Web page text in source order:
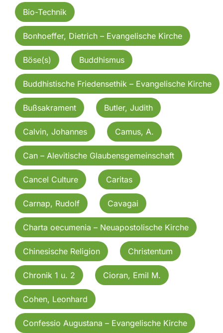
Bio-Technik
Bonhoeffer, Dietrich – Evangelische Kirche
Böse(s) Buddhismus
Buddhistische Friedensethik – Evangelische Kirche
Bußsakrament Butler, Judith
Calvin, Johannes Camus, A.
Can – Alevitische Glaubensgemeinschaft
Cancel Culture Caritas
Carnap, Rudolf Cavagai
Charta oecumenia – Neuapostolische Kirche
Chinesische Religion Christentum
Chronik 1 u. 2 Cioran, Emil M.
Cohen, Leonhard
Confessio Augustana – Evangelische Kirche